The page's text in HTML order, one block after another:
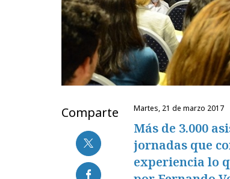
Comparte martes, 21 de marzo 2017
Más de 3.000
jornadas que
experiencia lo